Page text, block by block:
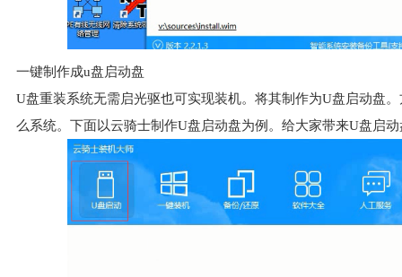
一键制作成u盘启动盘
U盘重装系统无需启光驱也可实现装机。将其制作为U盘启动盘
么系统。下面以云骑士制作U盘启动盘为例。给大家带来U盘启